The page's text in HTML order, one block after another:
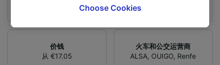
价钱
从 €17.05
火车和公交运营商
ALSA, OUIGO, Renfe
browsing data. Your data will not be used for
track you.
We and our partners process data to provide:
Use precise geolocation data. Actively scan
Choose Cookies